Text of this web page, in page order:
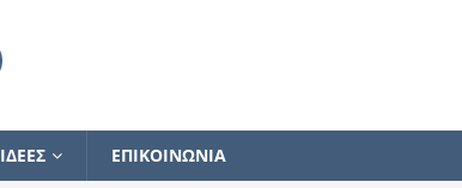
ΙΔΕΕΣ ΕΠΙΚΟΙΝΩΝΙΑ